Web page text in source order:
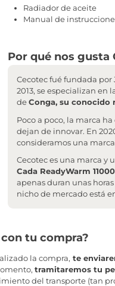
Radiador de aceite
Manual de
Por qué nos gusta
Cecotec fué fundada por
2013, se especializan en
deConga, su
Poco a poco, la marca
dejan de innovar. En
consideramos una
Cecotec es una marca y
Cada ReadyWarm
apenas duran unas
nicho de mercado está
tu compra?
la compra, te
tramitaremos tu
del transporte (tan